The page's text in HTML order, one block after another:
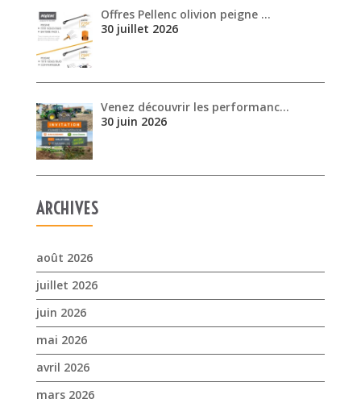
Offres Pellenc olivion peigne …
30 juillet 2026
Venez découvrir les performanc…
30 juin 2026
ARCHIVES
août 2026
juillet 2026
juin 2026
mai 2026
avril 2026
mars 2026